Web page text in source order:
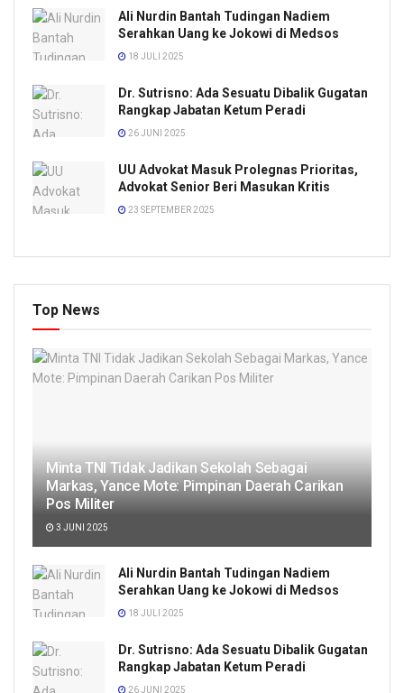
Ali Nurdin Bantah Tudingan Nadiem
Serahkan Uang ke Jokowi di Medsos
18 JULI 2025
Dr. Sutrisno: Ada Sesuatu Dibalik Gugatan
Rangkap Jabatan Ketum Peradi
26 JUNI 2025
UU Advokat Masuk Prolegnas Prioritas,
Advokat Senior Beri Masukan Kritis
23 SEPTEMBER 2025
Top News
Minta TNI Tidak Jadikan Sekolah Sebagai
Markas, Yance Mote: Pimpinan Daerah Carikan
Pos Militer
3 JUNI 2025
Ali Nurdin Bantah Tudingan Nadiem
Serahkan Uang ke Jokowi di Medsos
18 JULI 2025
Dr. Sutrisno: Ada Sesuatu Dibalik Gugatan
Rangkap Jabatan Ketum Peradi
26 JUNI 2025